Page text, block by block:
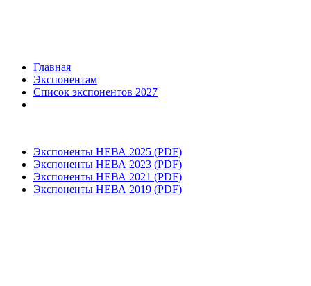
Главная
Экспонентам
Список экспонентов 2027
Экспоненты НЕВА 2025 (PDF)
Экспоненты НЕВА 2023 (PDF)
Экспоненты НЕВА 2021 (PDF)
Экспоненты НЕВА 2019 (PDF)